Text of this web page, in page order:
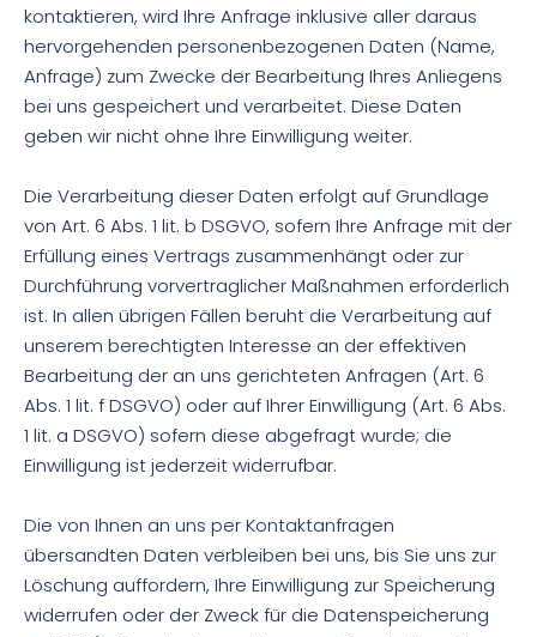
kontaktieren, wird Ihre Anfrage inklusive aller daraus
hervorgehenden personenbezogenen Daten (Name,
Anfrage) zum Zwecke der Bearbeitung Ihres Anliegens
bei uns gespeichert und verarbeitet. Diese Daten
geben wir nicht ohne Ihre Einwilligung weiter.
Die Verarbeitung dieser Daten erfolgt auf Grundlage
von Art. 6 Abs. 1 lit. b DSGVO, sofern Ihre Anfrage mit der
Erfüllung eines Vertrags zusammenhängt oder zur
Durchführung vorvertraglicher Maßnahmen erforderlich
ist. In allen übrigen Fällen beruht die Verarbeitung auf
unserem berechtigten Interesse an der effektiven
Bearbeitung der an uns gerichteten Anfragen (Art. 6
Abs. 1 lit. f DSGVO) oder auf Ihrer Einwilligung (Art. 6 Abs.
1 lit. a DSGVO) sofern diese abgefragt wurde; die
Einwilligung ist jederzeit widerrufbar.
Die von Ihnen an uns per Kontaktanfragen
übersandten Daten verbleiben bei uns, bis Sie uns zur
Löschung auffordern, Ihre Einwilligung zur Speicherung
widerrufen oder der Zweck für die Datenspeicherung